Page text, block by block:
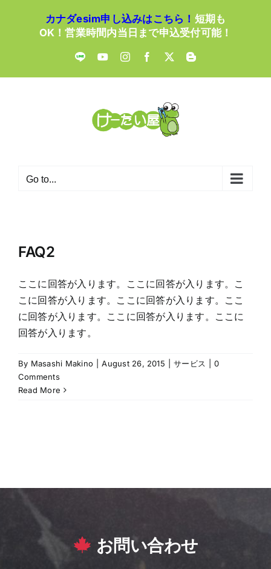
カナダesim申し込みはこちら！ 短期も
OK！営業時間内当日まで申込受付可能！
LINE YouTubeInstagramFacebook
X Blogger
Go to...
FAQ2
ここに回答が入ります。ここに回答が入ります。こ
こに回答が入ります。ここに回答が入ります。ここ
に回答が入ります。ここに回答が入ります。ここに
回答が入ります。
By Masashi Makino August 26, 2015 サービス
0
Comments
Read More
お問い合わせ